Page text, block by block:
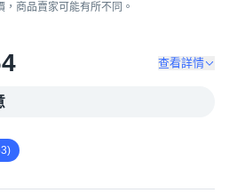
商品賣家可能有所不同。
查看詳情